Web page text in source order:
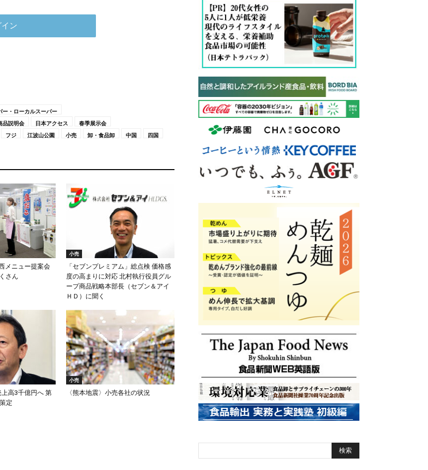
ー・ローカルスーパー
品説明会
日本アクセス
春季展示会
フジ 江波山公園 小売 卸・食品卸 中国 四国
メニュー提案会
さん
小売
「セブンプレミアム」総点検 価格感
度の高まりに対応 北村執行役員グル
ープ商品戦略本部長（セブン＆アイ
ＨＤ）に聞く
高3千億円へ 第
定
小売
〈熊本地震〉小売各社の状況